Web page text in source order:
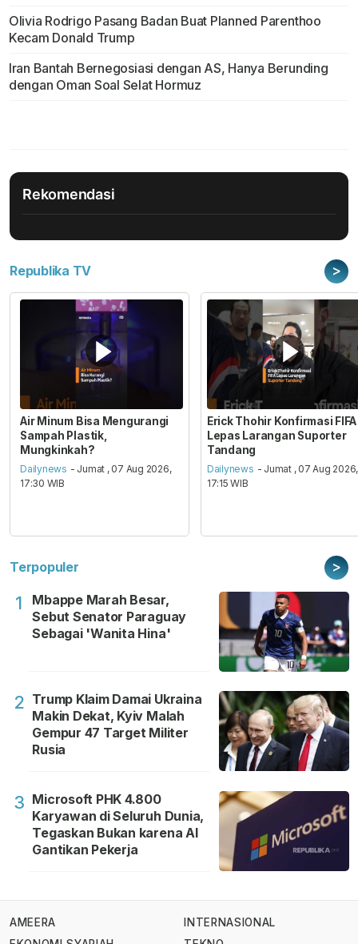
Olivia Rodrigo Pasang Badan Buat Planned Parenthoo
Kecam Donald Trump
Iran Bantah Bernegosiasi dengan AS, Hanya Berunding
dengan Oman Soal Selat Hormuz
Rekomendasi
Republika TV >
Air Minum Bisa Mengurangi
Sampah Plastik,
Mungkinkah?
Dailynews - Jumat , 07 Aug 2026,
17:30 WIB
Erick Thohir Konfirmasi FIFA
Lepas Larangan Suporter
Tandang
Dailynews - Jumat , 07 Aug 2026,
17:15 WIB
Terpopuler >
1
Mbappe Marah Besar,
Sebut Senator Paraguay
Sebagai 'Wanita Hina'
2 Trump Klaim Damai Ukraina
Makin Dekat, Kyiv Malah
Gempur 47 Target Militer
Rusia
3 Microsoft PHK 4.800
Karyawan di Seluruh Dunia,
Tegaskan Bukan karena AI
Gantikan Pekerja
AMEERA
INTERNASIONAL